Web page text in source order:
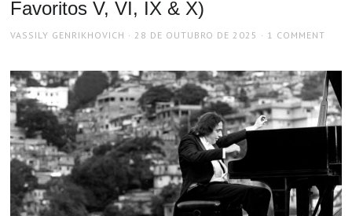
Favoritos V, VI, IX & X)
AUTHOR
VASSILY GENRIKHOVICH
POSTED
28 DE OUTUBRO DE 2025 1 COMMENT